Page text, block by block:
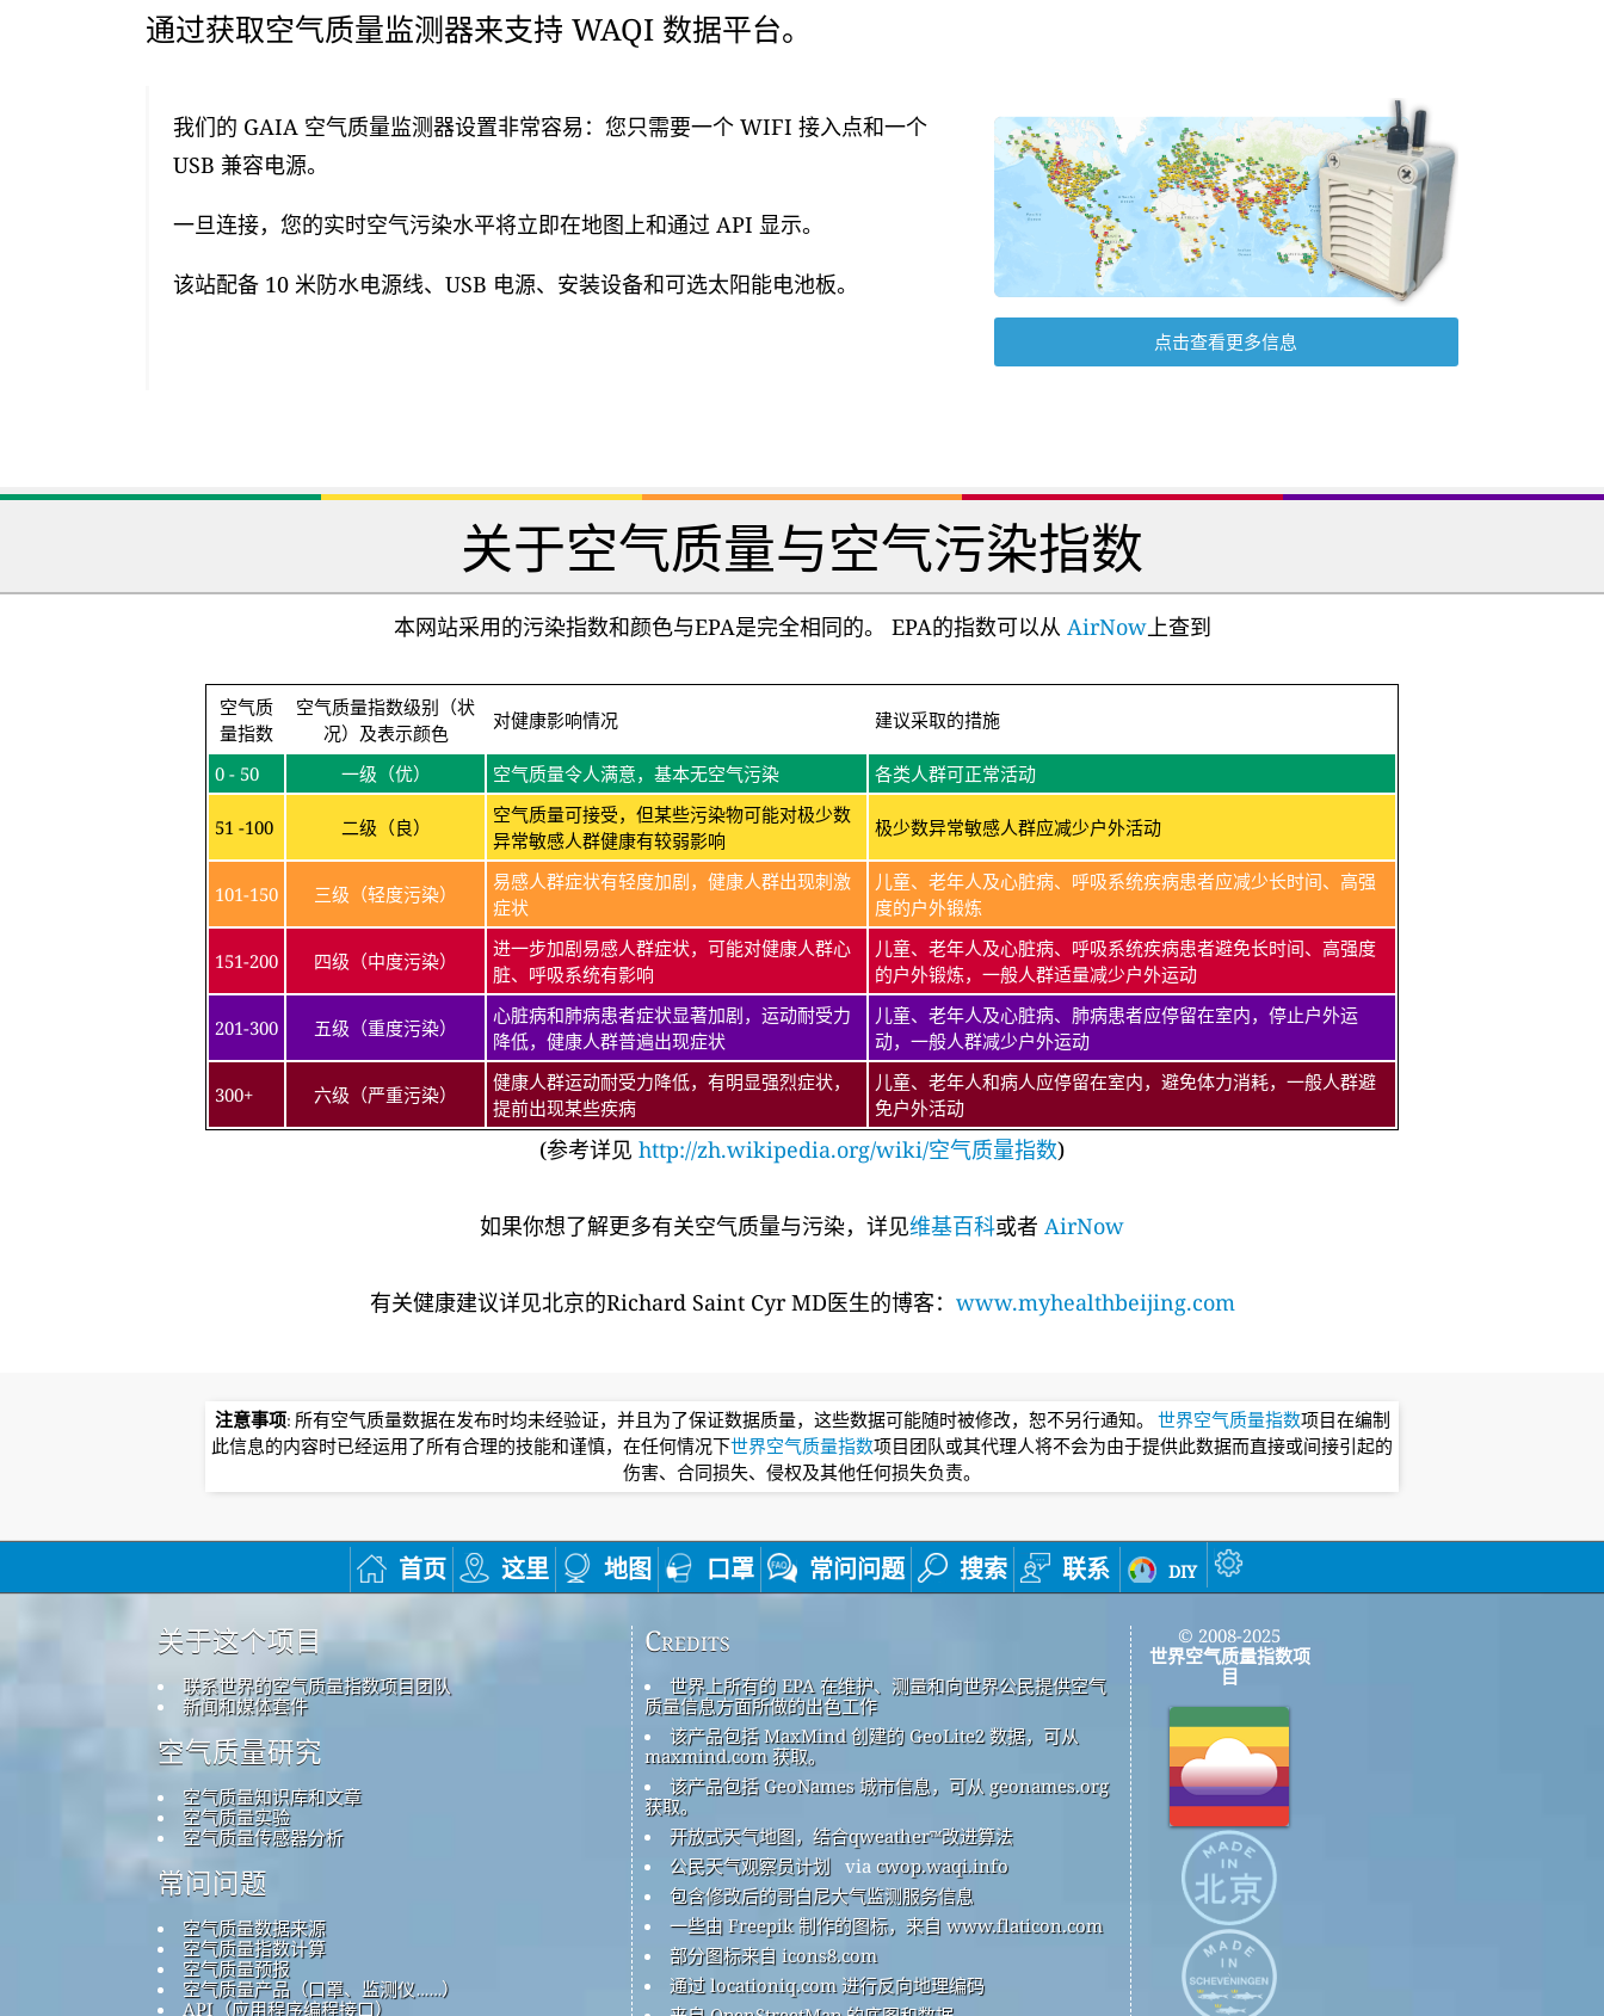
通过获取空气质量监测器来支持 WAQI 数据平台。
我们的 GAIA 空气质量监测器设置非常容易：您只需要一个 WIFI 接入点和一个
USB 兼容电源。
一旦连接，您的实时空气污染水平将立即在地图上和通过 API 显示。
该站配备 10 米防水电源线、USB 电源、安装设备和可选太阳能电池板。
点击查看更多信息
关于空气质量与空气污染指数
本网站采用的污染指数和颜色与EPA是完全相同的。 EPA的指数可以从 AirNow上查到
空气质
量指数
空气质量指数级别（状
况）及表示颜色
对健康影响情况 建议采取的措施
0 - 50 一级（优） 空气质量令人满意，基本无空气污染 各类人群可正常活动
51 -100 二级（良）
空气质量可接受，但某些污染物可能对极少数
异常敏感人群健康有较弱影响
极少数异常敏感人群应减少户外活动
101-150 三级（轻度污染）
易感人群症状有轻度加剧，健康人群出现刺激
症状
儿童、老年人及心脏病、呼吸系统疾病患者应减少长时间、高强
度的户外锻炼
151-200 四级（中度污染）
进一步加剧易感人群症状，可能对健康人群心
脏、呼吸系统有影响
儿童、老年人及心脏病、呼吸系统疾病患者避免长时间、高强度
的户外锻炼，一般人群适量减少户外运动
201-300 五级（重度污染）
心脏病和肺病患者症状显著加剧，运动耐受力
降低，健康人群普遍出现症状
儿童、老年人及心脏病、肺病患者应停留在室内，停止户外运
动，一般人群减少户外运动
300+ 六级（严重污染）
健康人群运动耐受力降低，有明显强烈症状，
提前出现某些疾病
儿童、老年人和病人应停留在室内，避免体力消耗，一般人群避
免户外活动
(参考详见 http://zh.wikipedia.org/wiki/空气质量指数)
如果你想了解更多有关空气质量与污染，详见维基百科或者 AirNow
有关健康建议详见北京的Richard Saint Cyr MD医生的博客： www.myhealthbeijing.com
注意事项: 所有空气质量数据在发布时均未经验证，并且为了保证数据质量，这些数据可能随时被修改，恕不另行通知。 世界空气质量指数项目在编制
此信息的内容时已经运用了所有合理的技能和谨慎，在任何情况下世界空气质量指数项目团队或其代理人将不会为由于提供此数据而直接或间接引起的
伤害、合同损失、侵权及其他任何损失负责。
首页 这里 地图 口罩 常问问题 搜索 联系 diy
关于这个项目
联系世界的空气质量指数项目团队
新闻和媒体套件
空气质量研究
空气质量知识库和文章
空气质量实验
空气质量传感器分析
常问问题
空气质量数据来源
空气质量指数计算
空气质量预报
空气质量产品（口罩、监测仪……）
API（应用程序编程接口）
Credits
世界上所有的 EPA 在维护、测量和向世界公民提供空气
质量信息方面所做的出色工作
该产品包括 MaxMind 创建的 GeoLite2 数据，可从
maxmind.com 获取。
该产品包括 GeoNames 城市信息，可从 geonames.org
获取。
开放式天气地图，结合qweather™改进算法
公民天气观察员计划 via cwop.waqi.info
包含修改后的哥白尼大气监测服务信息
一些由 Freepik 制作的图标，来自 www.flaticon.com
部分图标来自 icons8.com
通过 locationiq.com 进行反向地理编码
© 2008-2025
世界空气质量指数项
目